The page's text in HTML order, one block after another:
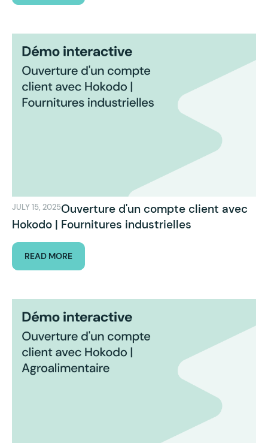
JULY 15, 2025Ouverture d'un compte client avec
Hokodo | Fournitures industrielles
READ MORE